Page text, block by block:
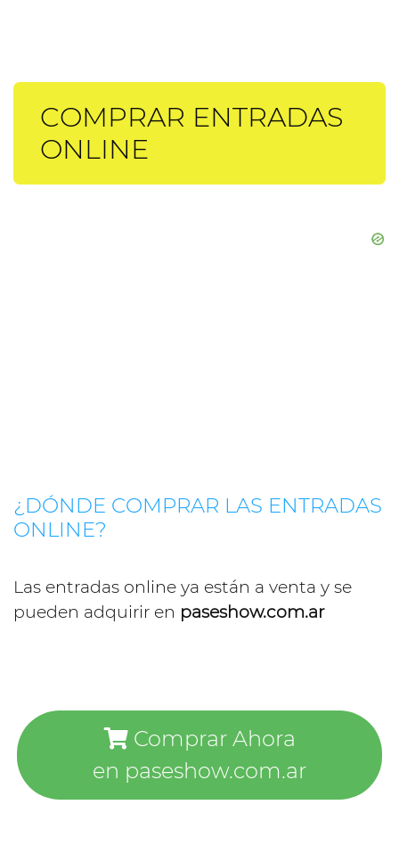
COMPRAR ENTRADAS
ONLINE
¿DÓNDE COMPRAR LAS ENTRADAS
ONLINE?
Las entradas online ya están a venta y se
pueden adquirir en paseshow.com.ar
Comprar Ahora
en paseshow.com.ar